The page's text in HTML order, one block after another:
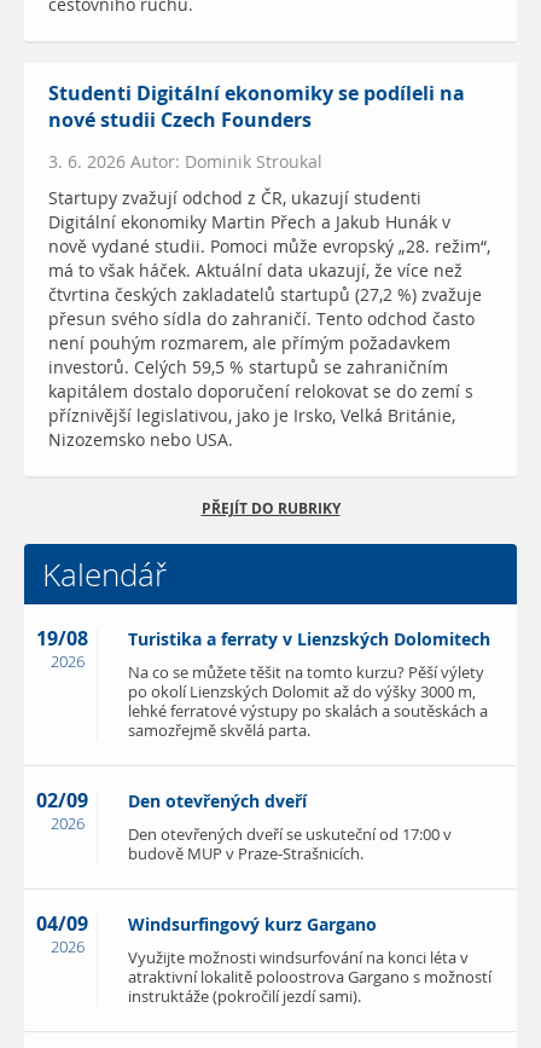
cestovního ruchu.
Studenti Digitální ekonomiky se podíleli na
nové studii Czech Founders
3. 6. 2026 Autor: Dominik Stroukal
Startupy zvažují odchod z ČR, ukazují studenti
Digitální ekonomiky Martin Přech a Jakub Hunák v
nově vydané studii. Pomoci může evropský „28. režim“,
má to však háček. Aktuální data ukazují, že více než
čtvrtina českých zakladatelů startupů (27,2 %) zvažuje
přesun svého sídla do zahraničí. Tento odchod často
není pouhým rozmarem, ale přímým požadavkem
investorů. Celých 59,5 % startupů se zahraničním
kapitálem dostalo doporučení relokovat se do zemí s
příznivější legislativou, jako je Irsko, Velká Británie,
Nizozemsko nebo USA.
PŘEJÍT DO RUBRIKY
Kalendář
19/08
2026
Turistika a ferraty v Lienzských Dolomitech
Na co se můžete těšit na tomto kurzu? Pěší výlety
po okolí Lienzských Dolomit až do výšky 3000 m,
lehké ferratové výstupy po skalách a soutěskách a
samozřejmě skvělá parta.
02/09
2026
Den otevřených dveří
Den otevřených dveří se uskuteční od 17:00 v
budově MUP v Praze-Strašnicích.
04/09
2026
Windsurfingový kurz Gargano
Využijte možnosti windsurfování na konci léta v
atraktivní lokalitě poloostrova Gargano s možností
instruktáže (pokročilí jezdí sami).